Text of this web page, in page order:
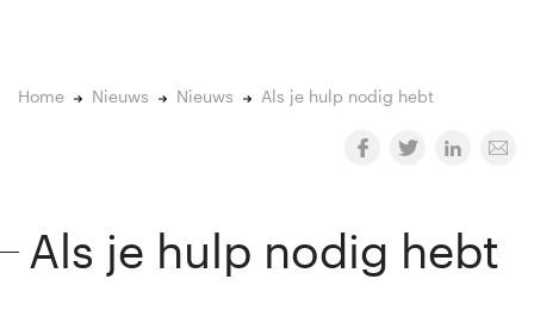
Home Nieuws Nieuws Als je hulp nodig hebt
Als je hulp nodig hebt